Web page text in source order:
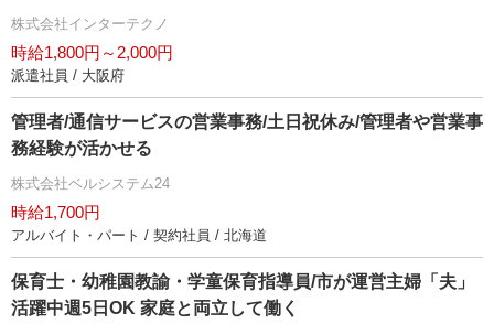
株式会社インターテクノ
時給1,800円～2,000円
派遣社員 / 大阪府
管理者/通信サービスの営業事務/土日祝休み/管理者や営業事
務経験が活かせる
株式会社ベルシステム24
時給1,700円
アルバイト・パート / 契約社員 / 北海道
保育士・幼稚園教諭・学童保育指導員/市が運営主婦「夫」
活躍中週5日OK 家庭と両立して働く